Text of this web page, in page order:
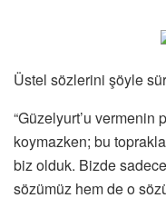
Üstel sözlerini şöyle
“Güzelyurt’u vermenin
koymazken; bu
biz olduk. Bizde
sözümüz hem de o